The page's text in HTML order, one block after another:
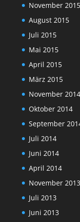
November 2015
August 2015
Juli 2015
Mai 2015
April 2015
März 2015
November 2014
Oktober 2014
September
Juli 2014
Juni 2014
April 2014
November 2013
Juli 2013
Juni 2013